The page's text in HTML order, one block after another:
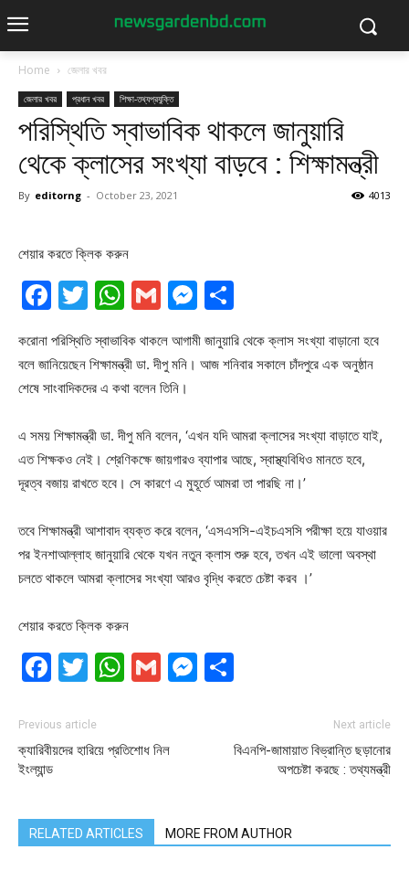
Home জেলার খবর
জেলার খবর প্রধান খবর শিক্ষা-তথ্যপ্রযুক্তি
পরিস্থিতি স্বাভাবিক থাকলে জানুয়ারি
থেকে ক্লাসের সংখ্যা বাড়বে : শিক্ষামন্ত্রী
By editorng - October 23, 2021 4013
শেয়ার করতে ক্লিক করুন
Facebook
Twitter
WhatsApp
GmailMessenger
করোনা পরিস্থিতি স্বাভাবিক থাকলে আগামী জানুয়ারি থেকে ক্লাস সংখ্যা বাড়ানো হবে
বলে জানিয়েছেন শিক্ষামন্ত্রী ডা. দীপু মনি। আজ শনিবার সকালে চাঁদপুরে এক অনুষ্ঠান
শেষে সাংবাদিকদের এ কথা বলেন তিনি।
এ সময় শিক্ষামন্ত্রী ডা. দীপু মনি বলেন, ‘এখন যদি আমরা ক্লাসের সংখ্যা বাড়াতে যাই,
এত শিক্ষকও নেই। শ্রেণিকক্ষে জায়গারও ব্যাপার আছে, স্বাস্থ্যবিধিও মানতে হবে,
দূরত্ব বজায় রাখতে হবে। সে কারণে এ মুহূর্তে আমরা তা পারছি না।’
তবে শিক্ষামন্ত্রী আশাবাদ ব্যক্ত করে বলেন, ‘এসএসসি-এইচএসসি পরীক্ষা হয়ে যাওয়ার
পর ইনশাআল্লাহ জানুয়ারি থেকে যখন নতুন ক্লাস শুরু হবে, তখন এই ভালো অবস্থা
চলতে থাকলে আমরা ক্লাসের সংখ্যা আরও বৃদ্ধি করতে চেষ্টা করব ।’
শেয়ার করতে ক্লিক করুন
Facebook
Twitter
WhatsApp
GmailMessenger
Previous article
ক্যারিবীয়দের হারিয়ে প্রতিশোধ নিল
ইংল্যান্ড
Next article
বিএনপি-জামায়াত বিভ্রান্তি ছড়ানোর
অপচেষ্টা করছে : তথ্যমন্ত্রী
RELATED ARTICLES MORE FROM AUTHOR